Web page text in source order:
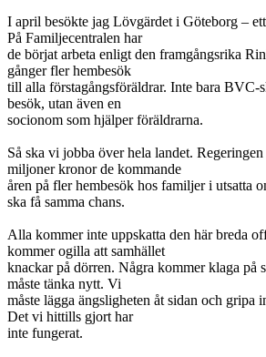
I april besökte jag Lövgärdet i Göteborg –
På Familjecentralen har
de börjat arbeta enligt den framgångsrika
gånger fler hembesök
till alla förstagångsföräldrar. Inte bara BVC-
besök, utan även en
socionom som hjälper föräldrarna.
Så ska vi jobba över hela landet. Regeringen
miljoner kronor de kommande
åren på fler hembesök hos familjer i utsatta
ska få samma chans.
Alla kommer inte uppskatta den här breda
kommer ogilla att samhället
knackar på dörren. Några kommer klaga på
måste tänka nytt. Vi
måste lägga ängsligheten åt sidan och gripa
Det vi hittills gjort har
inte fungerat.